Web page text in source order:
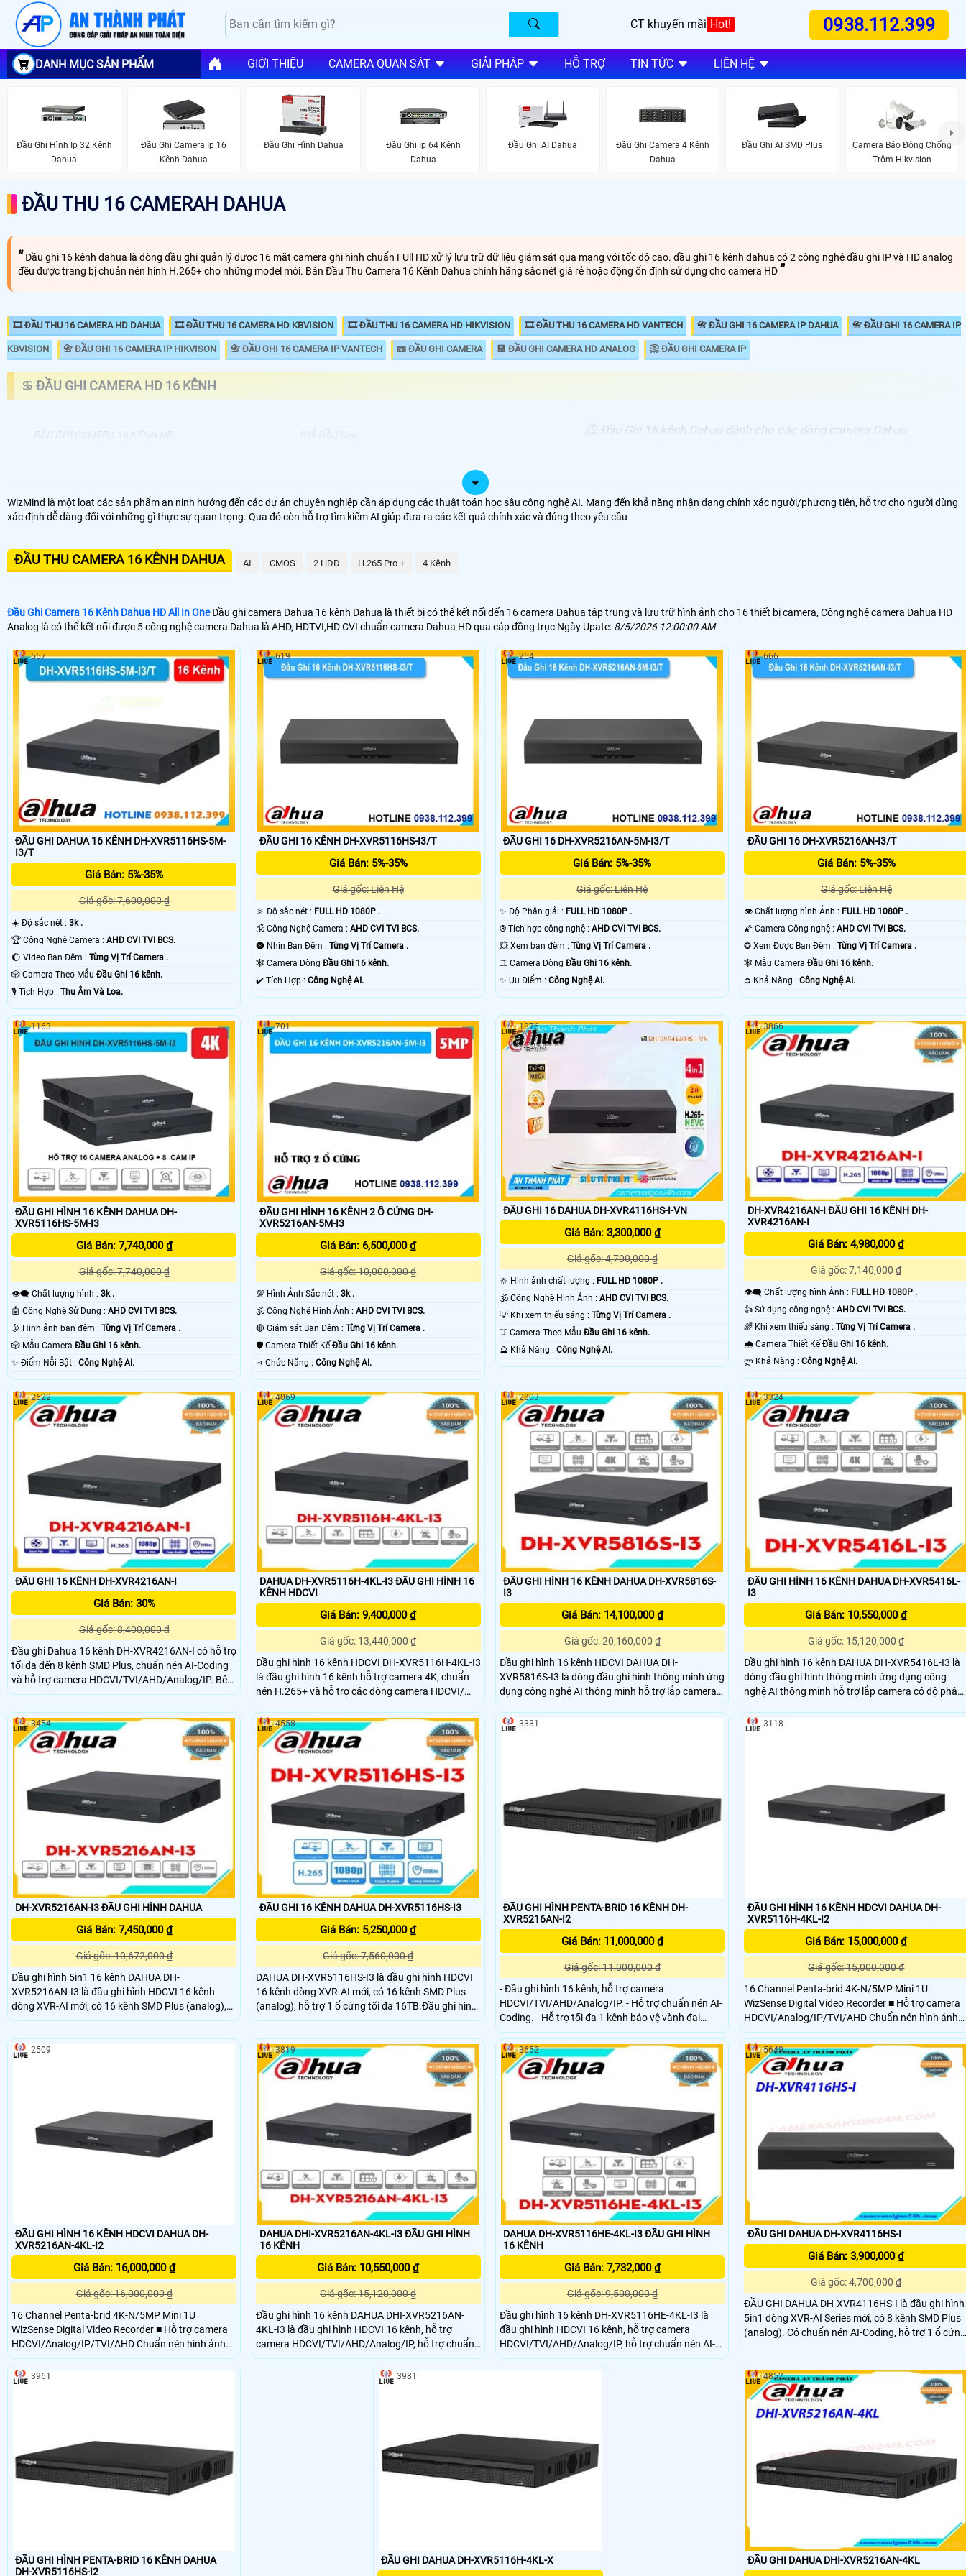
CT khuyến mãi Hot! 0938.112.399
DANH MỤC SẢN PHẨM GIỚI THIỆU CAMERA QUAN SÁT GIẢI PHÁP HỖ TRỢ TIN TỨC LIÊN HỆ
Đầu Ghi Hình Ip 32 Kênh
Dahua
Đầu Ghi Camera Ip 16
Kênh Dahua
Đầu Ghi Hình Dahua
Đầu Ghi Ip 64 Kênh
Dahua
Đầu Ghi AI Dahua
Đầu Ghi Camera 4 Kênh
Dahua
Đầu Ghi AI SMD Plus
Camera Báo Động Chống
Trộm Hikvision
ĐẦU THU 16 CAMERAH DAHUA
Đầu ghi 16 kênh dahua là dòng đầu ghi quản lý được 16 mắt camera ghi hình chuẩn FUll HD xử lý lưu trữ dữ liệu giám sát qua mạng với tốc độ cao. đầu ghi 16 kênh dahua có 2 công nghệ đầu ghi IP và HD analog
đều được trang bị chuản nén hình H.265+ cho những model mới. Bán Đầu Thu Camera 16 Kênh Dahua chính hãng sắc nét giá rẻ hoặc động ổn định sử dụng cho camera HD
🎞 ĐẦU THU 16 CAMERA HD DAHUA 🎞 ĐẦU THU 16 CAMERA HD KBVISION 🎞 ĐẦU THU 16 CAMERA HD HIKVISION 🎞 ĐẦU THU 16 CAMERA HD VANTECH 📇 ĐẦU GHI 16 CAMERA IP DAHUA 📇 ĐẦU GHI 16 CAMERA IP
KBVISION 📇 ĐẦU GHI 16 CAMERA IP HIKVISON 📇 ĐẦU GHI 16 CAMERA IP VANTECH 📼 ĐẦU GHI CAMERA 💾 ĐẦU GHI CAMERA HD ANALOG 📀 ĐẦU GHI CAMERA IP
♋ ĐẦU GHI CAMERA HD 16 KÊNH
🗄 Đầu Thu Camera 16 Kênh Dahua Kbvision 3.500,000 VNĐKX-CAi7116H1
📬 Đầu Ghi 16 Kênh Dahua 4k Dahua
📀 Đầu Ghi 16 kênh Dahua dành cho các dòng camera Dahua
Dahua hd 16 kênh Dahua giá rẻ giám sát qua mạng điện thoại ổn
định với công nghệ cloud và tên miền theo chính hãng.
WizMind là một loạt các sản phẩm an ninh hướng đến các dự án chuyên nghiệp cần áp dụng các thuật toán học sâu công nghệ AI. Mang đến khả năng nhận dạng chính xác người/phương tiện, hỗ trợ cho người dùng
xác định dễ dàng đối với những gì thực sự quan trọng. Qua đó còn hỗ trợ tìm kiếm AI giúp đưa ra các kết quả chính xác và đúng theo yêu cầu
ĐẦU THU CAMERA 16 KÊNH DAHUA AI CMOS 2 HDD H.265 Pro + 4 Kênh
Đầu Ghi Camera 16 Kênh Dahua HD All In OneĐầu ghi camera Dahua 16 kênh Dahua là thiết bị có thể kết nối đến 16 camera Dahua tập trung và lưu trữ hình ảnh cho 16 thiết bị camera, Công nghệ camera Dahua HD
Analog là có thể kết nối được 5 công nghệ camera Dahua là AHD, HDTVI,HD CVI chuẩn camera Dahua HD qua cáp đồng trục Ngày Upate: 8/5/2026 12:00:00 AM
ĐẦU GHI DAHUA 16 KÊNH DH-XVR5116HS-5M-
I3/T
Giá Bán: 5%-35%
Giá gốc: 7,600,000 ₫
☀️ Độ sắc nét : 3k .
🏆 Công Nghệ Camera : AHD CVI TVI BCS.
🌔 Video Ban Đêm : Từng Vị Trí Camera .
🎲 Camera Theo Mẫu Đầu Ghi 16 kênh.
️🎙 Tích Hợp : Thu Âm Và Loa.
557
ĐẦU GHI 16 KÊNH DH-XVR5116HS-I3/T
Giá Bán: 5%-35%
Giá gốc: Liên Hệ
🔆 Độ sắc nét : FULL HD 1080P .
🕉️ Công Nghệ Camera : AHD CVI TVI BCS.
🌚 Nhìn Ban Đêm : Từng Vị Trí Camera .
🕸️ Camera Dòng Đầu Ghi 16 kênh.
️✔️ Tích Hợp : Công Nghệ AI.
619
ĐẦU GHI 16 DH-XVR5216AN-5M-I3/T
Giá Bán: 5%-35%
Giá gốc: Liên Hệ
✨ Độ Phân giải : FULL HD 1080P .
®️ Tích hợp công nghệ :AHD CVI TVI BCS.
💥 Xem ban đêm :Từng Vị Trí Camera .
♊ Camera DòngĐầu Ghi 16 kênh.
️✨ Ưu Điểm :Công Nghệ AI.
254
ĐẦU GHI 16 DH-XVR5216AN-I3/T
Giá Bán: 5%-35%
Giá gốc: Liên Hệ
👁 Chất lượng hình Ảnh : FULL HD 1080P .
🌠 Camera Công nghệ : AHD CVI TVI BCS.
✪ Xem Được Ban Đêm : Từng Vị Trí Camera .
🕸️ Mẫu Camera Đầu Ghi 16 kênh.
️➲ Khả Năng : Công Nghệ AI.
666
ĐẦU GHI HÌNH 16 KÊNH DAHUA DH-
XVR5116HS-5M-I3
Giá Bán: 7,740,000 ₫
Giá gốc: 7,740,000 ₫
👁️‍🗨 Chất lượng hình : 3k .
🤖️ Công Nghệ Sử Dụng : AHD CVI TVI BCS.
🌛 Hình ảnh ban đêm : Từng Vị Trí Camera .
🎲 Mẫu Camera Đầu Ghi 16 kênh.
️✨ Điểm Nỗi Bật : Công Nghệ AI.
1163
ĐẦU GHI HÌNH 16 KÊNH 2 Ổ CỨNG DH-
XVR5216AN-5M-I3
Giá Bán: 6,500,000 ₫
Giá gốc: 10,000,000 ₫
💯 Hình Ảnh Sắc nét : 3k .
🕉️ Công Nghệ Hình Ảnh : AHD CVI TVI BCS.
🔴 Giám sát Ban Đêm : Từng Vị Trí Camera .
🛡 Camera Thiết Kế Đầu Ghi 16 kênh.
️⇝ Chức Năng : Công Nghệ AI.
701
ĐẦU GHI 16 DAHUA DH-XVR4116HS-I-VN
Giá Bán: 3,300,000 ₫
Giá gốc: 4,700,000 ₫
🔆 Hình ảnh chất lượng : FULL HD 1080P .
🕉️ Công Nghệ Hình Ảnh :AHD CVI TVI BCS.
💡 Khi xem thiếu sáng :Từng Vị Trí Camera .
♊ Camera Theo MẫuĐầu Ghi 16 kênh.
️🔮 Khả Năng :Công Nghệ AI.
1876
DH-XVR4216AN-I ĐẦU GHI 16 KÊNH DH-
XVR4216AN-I
Giá Bán: 4,980,000 ₫
Giá gốc: 7,140,000 ₫
👁️‍🗨 Chất lượng hình Ảnh : FULL HD 1080P .
👍 Sử dụng công nghệ : AHD CVI TVI BCS.
🌈 Khi xem thiếu sáng : Từng Vị Trí Camera .
🌧️ Camera Thiết Kế Đầu Ghi 16 kênh.
️ლ Khả Năng : Công Nghệ AI.
3866
ĐẦU GHI 16 KÊNH DH-XVR4216AN-I
Giá Bán: 30%
Giá gốc: 8,400,000 ₫
Đầu ghi Dahua 16 kênh DH-XVR4216AN-I có hỗ trợ
tối đa đến 8 kênh SMD Plus, chuẩn nén AI-Coding
và hỗ trợ camera HDCVI/TVI/AHD/Analog/IP. Bên
cạnh đó, còn hỗ trợ ghi hình camera có độ phân
hình ảnh H.265+ cho hình ảnh sắc nét và chất
lượng cao
2622
DAHUA DH-XVR5116H-4KL-I3 ĐẦU GHI HÌNH 16
KÊNH HDCVI
Giá Bán: 9,400,000 ₫
Giá gốc: 13,440,000 ₫
Đầu ghi hình 16 kênh HDCVI DH-XVR5116H-4KL-I3
là đầu ghi hình 16 kênh hỗ trợ camera 4K, chuẩn
nén H.265+ và hỗ trợ các dòng camera HDCVI/
TVI/ AHD, IP & Analog, thiết kế vỏ chất liệu kim liệu,
giúp hệ thống hoạt động ổn định, lâu dài.
4069
ĐẦU GHI HÌNH 16 KÊNH DAHUA DH-XVR5816S-
I3
Giá Bán: 14,100,000 ₫
Giá gốc: 20,160,000 ₫
Đầu ghi hình 16 kênh HDCVI DAHUA DH-
XVR5816S-I3 là dòng đầu ghi hình thông minh ứng
dụng công nghệ AI thông minh hỗ trợ lắp camera
có độ phân giải lên đến 6.0mp với chuẩn nén hình
ảnh H265+ cho chất lượng hình ảnh sắc nét và tiết
kiệm băng thông lưu trữ giúp tiết kiệm chi phí đầu
2803
ĐẦU GHI HÌNH 16 KÊNH DAHUA DH-XVR5416L-
I3
Giá Bán: 10,550,000 ₫
Giá gốc: 15,120,000 ₫
Đầu ghi hình 16 kênh DAHUA DH-XVR5416L-I3 là
dòng đầu ghi hình thông minh ứng dụng công
nghệ AI thông minh hỗ trợ lắp camera có độ phân
giải lên đến 6.0mp với chuẩn nén hình ảnh H265+
cho chất lượng hình ảnh sắc nét và tiết kiệm băng
thông lưu trữ giúp tiết kiệm chi phí đầu tư bộ lưu
3324
DH-XVR5216AN-I3 ĐẦU GHI HÌNH DAHUA
Giá Bán: 7,450,000 ₫
Giá gốc: 10,672,000 ₫
Đầu ghi hình 5in1 16 kênh DAHUA DH-
XVR5216AN-I3 là đầu ghi hình HDCVI 16 kênh
dòng XVR-AI mới, có 16 kênh SMD Plus (analog),
hỗ trợ 1 ổ cứng tối đa 16TB.Đầu ghi hình Dahua
hệ thống hoạt động ổn định, lâu dài, cho chất
3454
ĐẦU GHI 16 KÊNH DAHUA DH-XVR5116HS-I3
Giá Bán: 5,250,000 ₫
Giá gốc: 7,560,000 ₫
DAHUA DH-XVR5116HS-I3 là đầu ghi hình HDCVI
16 kênh dòng XVR-AI mới, có 16 kênh SMD Plus
(analog), hỗ trợ 1 ổ cứng tối đa 16TB.Đầu ghi hình
Dahua này thiết kế vỏ kim loại, có khe tản nhiệt tốt,
lượng hình ảnh, phù hợp với các dự án vừa và nhỏ
4558
ĐẦU GHI HÌNH PENTA-BRID 16 KÊNH DH-
XVR5216AN-I2
Giá Bán: 11,000,000 ₫
Giá gốc: 11,000,000 ₫
- Đầu ghi hình 16 kênh, hỗ trợ camera
HDCVI/TVI/AHD/Analog/IP. - Hỗ trợ chuẩn nén AI-
Coding. - Hỗ trợ tối đa 1 kênh bảo vệ vành đai
(analog) hoặc 1 kênh nhận diện khuôn mặt
(analog) hoặc 4 kênh SMD Plus (analog)
3331
ĐẦU GHI HÌNH 16 KÊNH HDCVI DAHUA DH-
XVR5116H-4KL-I2
Giá Bán: 15,000,000 ₫
Giá gốc: 15,000,000 ₫
16 Channel Penta-brid 4K-N/5MP Mini 1U
WizSense Digital Video Recorder ■ Hỗ trợ camera
HDCVI/Analog/IP/TVI/AHD Chuẩn nén hình ảnh
H.265+/H.265 ■ Chuẩn nén hình ảnh H.265+/H
3118
ĐẦU GHI HÌNH 16 KÊNH HDCVI DAHUA DH-
XVR5216AN-4KL-I2
Giá Bán: 16,000,000 ₫
Giá gốc: 16,000,000 ₫
16 Channel Penta-brid 4K-N/5MP Mini 1U
WizSense Digital Video Recorder ■ Hỗ trợ camera
HDCVI/Analog/IP/TVI/AHD Chuẩn nén hình ảnh
H.265+/H.265 ■ Chuẩn nén hình ảnh H.265+/H
2509
DAHUA DHI-XVR5216AN-4KL-I3 ĐẦU GHI HÌNH
16 KÊNH
Giá Bán: 10,550,000 ₫
Giá gốc: 15,120,000 ₫
Đầu ghi hình 16 kênh DAHUA DHI-XVR5216AN-
4KL-I3 là đầu ghi hình HDCVI 16 kênh, hỗ trợ
camera HDCVI/TVI/AHD/Analog/IP, hỗ trợ chuẩn
nén AI-Coding.Đầu ghi hình Dahua này thiết kế vỏ
kim loại, có khe tản nhiệt tốt, giúp hệ thống hoạt
động ổn định, lâu dài, cho chất lượng hình ảnh,
3819
DAHUA DH-XVR5116HE-4KL-I3 ĐẦU GHI HÌNH
16 KÊNH
Giá Bán: 7,732,000 ₫
Giá gốc: 9,500,000 ₫
Đầu ghi hình 16 kênh DH-XVR5116HE-4KL-I3 là
đầu ghi hình HDCVI 16 kênh, hỗ trợ camera
HDCVI/TVI/AHD/Analog/IP, hỗ trợ chuẩn nén AI-
Coding.Đầu ghi hình Dahua này thiết kế vỏ kim
loại, có khe tản nhiệt tốt, giúp hệ thống hoạt động
3652
ĐẦU GHI DAHUA DH-XVR4116HS-I
Giá Bán: 3,900,000 ₫
Giá gốc: 4,700,000 ₫
ĐẦU GHI DAHUA DH-XVR4116HS-I là đầu ghi hình
5in1 dòng XVR-AI Series mới, có 8 kênh SMD Plus
(analog). Có chuẩn nén AI-Coding, hỗ trợ 1 ổ cứng
tối đa 10TB. ĐẦU GHI DAHUA DH-XVR4116HS-I
kiệm băng thông và lưu trữ hình ảnh giám sát
5649
ĐẦU GHI HÌNH PENTA-BRID 16 KÊNH DAHUA
DH-XVR5116HS-I2
3961
ĐẦU GHI DAHUA DH-XVR5116H-4KL-X
3981
ĐẦU GHI DAHUA DHI-XVR5216AN-4KL
4852